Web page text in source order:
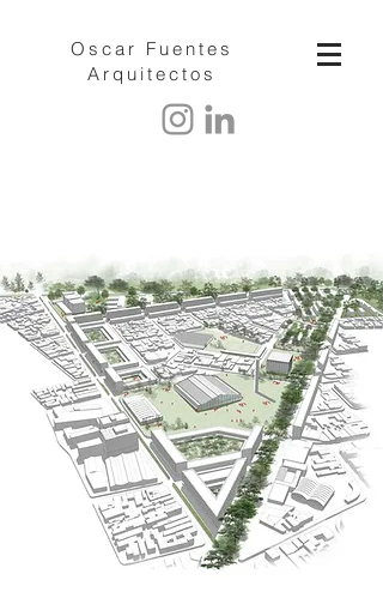
Oscar Fuentes
Arquitectos